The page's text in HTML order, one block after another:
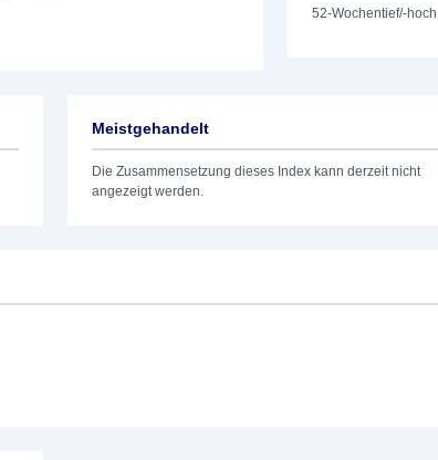
52-Wochentief/-hoch
Meistgehandelt
Die Zusammensetzung dieses Index kann derzeit nicht
angezeigt werden.